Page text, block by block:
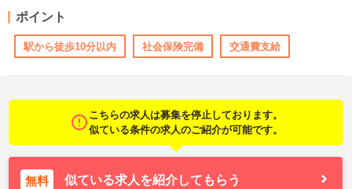
ポイント
駅から徒歩10分以内 社会保険完備 交通費支給
こちらの求人は募集を停止しております。
似ている条件の求人のご紹介が可能です。
無料 似ている求人を紹介してもらう